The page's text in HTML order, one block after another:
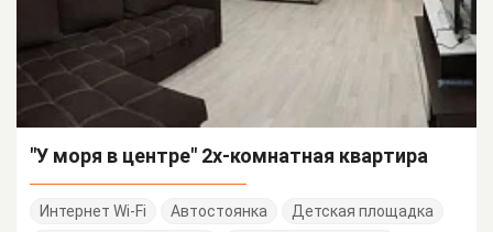
"У моря в центре" 2х-комнатная квартира
Интернет Wi-Fi Автостоянка
Детская площадка